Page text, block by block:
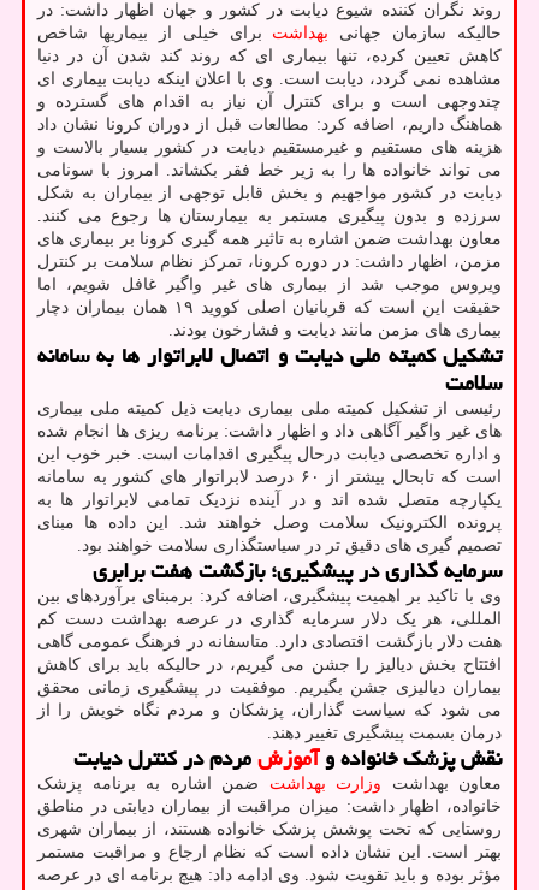
روند نگران کننده شیوع دیابت در کشور و جهان اظهار داشت: در
حالیکه سازمان جهانی بهداشت برای خیلی از بیماریها شاخص
کاهش تعیین کرده، تنها بیماری ای که روند کند شدن آن در دنیا
مشاهده نمی گردد، دیابت است. وی با اعلان اینکه دیابت بیماری ای
چندوجهی است و برای کنترل آن نیاز به اقدام های گسترده و
هماهنگ داریم، اضافه کرد: مطالعات قبل از دوران کرونا نشان داد
هزینه های مستقیم و غیرمستقیم دیابت در کشور بسیار بالاست و
می تواند خانواده ها را به زیر خط فقر بکشاند. امروز با سونامی
دیابت در کشور مواجهیم و بخش قابل توجهی از بیماران به شکل
سرزده و بدون پیگیری مستمر به بیمارستان ها رجوع می کنند.
معاون بهداشت ضمن اشاره به تاثیر همه گیری کرونا بر بیماری های
مزمن، اظهار داشت: در دوره کرونا، تمرکز نظام سلامت بر کنترل
ویروس موجب شد از بیماری های غیر واگیر غافل شویم، اما
حقیقت این است که قربانیان اصلی کووید ۱۹ همان بیماران دچار
بیماری های مزمن مانند دیابت و فشارخون بودند.
تشکیل کمیته ملی دیابت و اتصال لابراتوار ها به سامانه
سلامت
رئیسی از تشکیل کمیته ملی بیماری دیابت ذیل کمیته ملی بیماری
های غیر واگیر آگاهی داد و اظهار داشت: برنامه ریزی ها انجام شده
و اداره تخصصی دیابت درحال پیگیری اقدامات است. خبر خوب این
است که تابحال بیشتر از ۶۰ درصد لابراتوار های کشور به سامانه
یکپارچه متصل شده اند و در آینده نزدیک تمامی لابراتوار ها به
پرونده الکترونیک سلامت وصل خواهند شد. این داده ها مبنای
تصمیم گیری های دقیق تر در سیاستگذاری سلامت خواهند بود.
سرمایه گذاری در پیشگیری؛ بازگشت هفت برابری
وی با تاکید بر اهمیت پیشگیری، اضافه کرد: برمبنای برآوردهای بین
المللی، هر یک دلار سرمایه گذاری در عرصه بهداشت دست کم
هفت دلار بازگشت اقتصادی دارد. متاسفانه در فرهنگ عمومی گاهی
افتتاح بخش دیالیز را جشن می گیریم، در حالیکه باید برای کاهش
بیماران دیالیزی جشن بگیریم. موفقیت در پیشگیری زمانی محقق
می شود که سیاست گذاران، پزشکان و مردم نگاه خویش را از
درمان بسمت پیشگیری تغییر دهند.
نقش پزشک خانواده وآموزشمردم در کنترل دیابت
معاون بهداشت وزارت بهداشت ضمن اشاره به برنامه پزشک
خانواده، اظهار داشت: میزان مراقبت از بیماران دیابتی در مناطق
روستایی که تحت پوشش پزشک خانواده هستند، از بیماران شهری
بهتر است. این نشان داده است که نظام ارجاع و مراقبت مستمر
مؤثر بوده و باید تقویت شود. وی ادامه داد: هیچ برنامه ای در عرصه